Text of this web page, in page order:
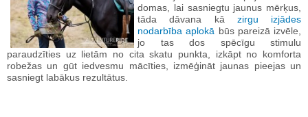
domas, lai sasniegtu jaunus mērķus,
tāda dāvana kā zirgu izjādes
nodarbība aplokā būs pareizā izvēle,
jo tas dos spēcīgu stimulu
paraudzīties uz lietām no cita skatu punkta, izkāpt no komforta
robežas un gūt iedvesmu mācīties, izmēģināt jaunas pieejas un
sasniegt labākus rezultātus.